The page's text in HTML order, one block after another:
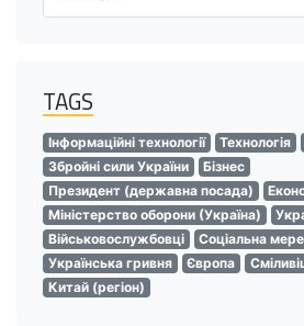
TAGS
Інформаційні технології Технологія
Збройні сили України
Бізнес
Президент (державна посада)
Міністерство оборони (Україна)
Військовослужбовці
Соціальна
Українська гривня
Європа
Китай (регіон)